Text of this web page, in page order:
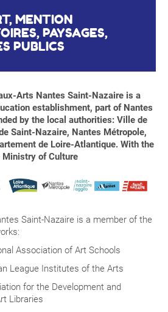
MENTION
PAYSAGES,
PUBLICS
Arts Nantes Saint-Nazaire is a
establishment, part of Nantes
by the local authorities: Ville de
Saint-Nazaire, Nantes Métropole,
de Loire-Atlantique. With the
Ministry of Culture
Saint-Nazaire is a member of the
Association of Art Schools
League Institutes of the Arts
for the Development and
Libraries